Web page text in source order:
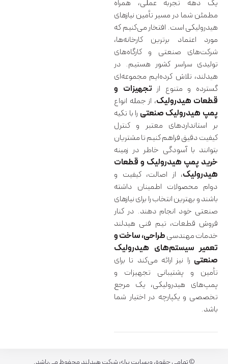
یک دهه تجربه عملی، همراه
مطمئن شما در مسیر تأمین نیازهای
هیدرولیکی است. افتخار می‌کنیم که
مورد اعتماد برترین کارخانه‌ها،
شرکت‌های صنعتی و کارگاه‌های
تولیدی سراسر کشور هستیم. در
هیدلند، تلاش کرده‌ایم مجموعه‌ای
گسترده و متنوع از تجهیزات و
قطعات هیدرولیک، از جمله انواع
پمپ هیدرولیک صنعتی را با تکیه
بر استانداردهای معتبر و کنترل
کیفیت دقیق فراهم کنیم تا مشتریان
بتوانند با آسودگی خاطر در زمینه
خرید پمپ هیدرولیک و قطعات
هیدرولیک، از اصالت، کیفیت و
دوام محصولات اطمینان داشته
باشند و بهترین انتخاب را برای نیازهای
صنعتی خود انجام دهند. در کنار
فروش قطعات، تیم فنی هیدلند
خدمات مهندسیطراحی، ساخت و
تعمیر سیستم‌های هیدرولیک
صنعتی را نیز ارائه می‌کند تا برای
تأمین و پشتیبانی تجهیزات و
پمپ‌های هیدرولیکی، یک مرجع
تخصصی و یکپارچه در اختیار شما
باشد.